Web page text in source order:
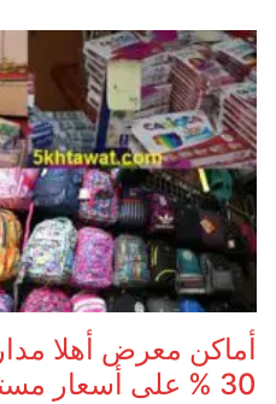
30 % على أسعار مستلزمات الدراسة